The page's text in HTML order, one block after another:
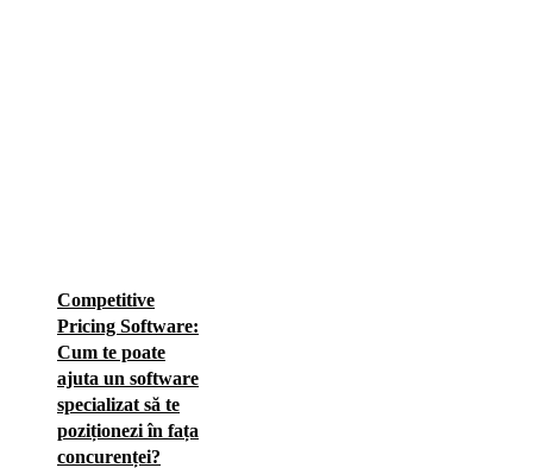
Competitive
Pricing Software:
Cum te poate
ajuta un software
specializat să te
poziționezi în fața
concurenței?